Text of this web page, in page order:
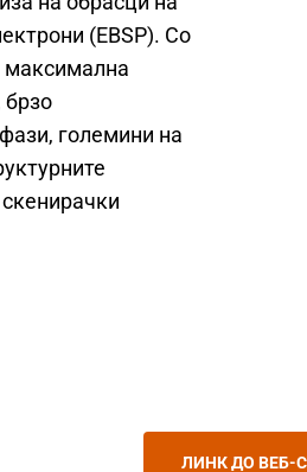
(EBSP). Со
максимална
брзо
големини на
ЛИНК ДО ВЕБ-